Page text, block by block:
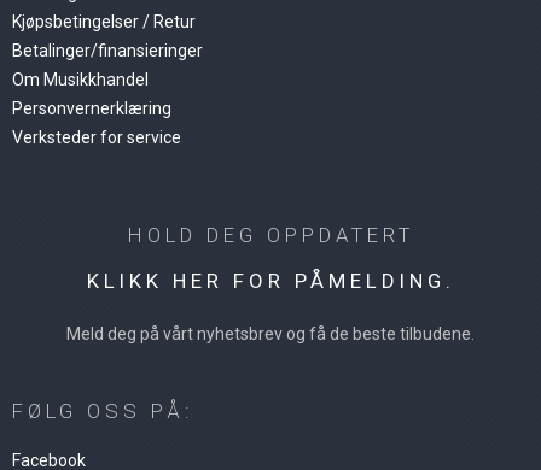
Kjøpsbetingelser / Retur
Betalinger/finansieringer
Om Musikkhandel
Personvernerklæring
Verksteder for service
HOLD DEG OPPDATERT
KLIKK HER FOR PÅMELDING.
Meld deg på vårt nyhetsbrev og få de beste tilbudene.
FØLG OSS PÅ:
Facebook